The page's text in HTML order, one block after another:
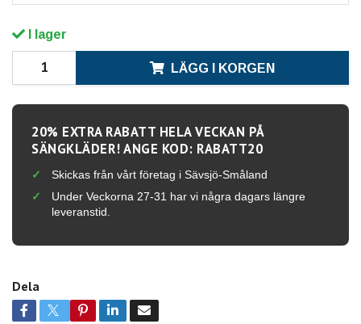
I lager
LÄGG I KORGEN
20% EXTRA RABATT HELA VECKAN PÅ
SÄNGKLÄDER! ANGE KOD: RABATT20
Skickas från vårt företag i Sävsjö-Småland
Under Veckorna 27-31 har vi några dagars längre
leveranstid.
Dela